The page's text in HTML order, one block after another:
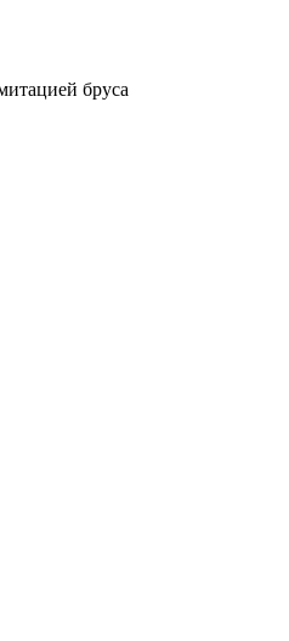
бруса